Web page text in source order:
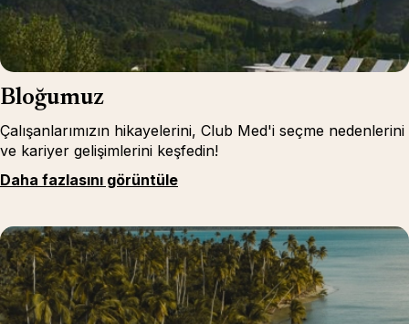
Bloğumuz
Çalışanlarımızın hikayelerini, Club Med'i seçme nedenlerini
ve kariyer gelişimlerini keşfedin!
Daha fazlasını görüntüle